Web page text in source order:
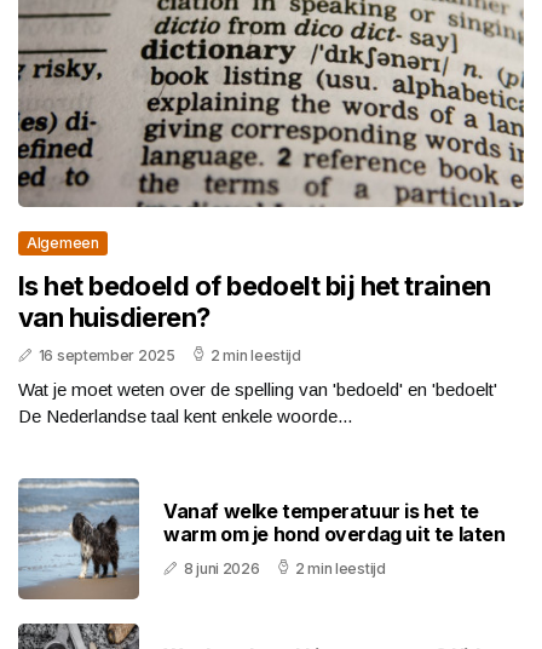
Algemeen
Is het bedoeld of bedoelt bij het trainen
van huisdieren?
16 september 2025 2 min leestijd
Wat je moet weten over de spelling van 'bedoeld' en 'bedoelt'
De Nederlandse taal kent enkele woorde...
Vanaf welke temperatuur is het te
warm om je hond overdag uit te laten
8 juni 2026 2 min leestijd